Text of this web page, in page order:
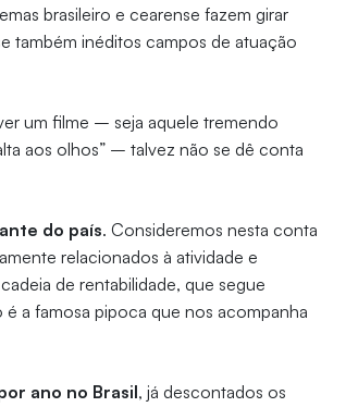
brasileiro e cearense fazem girar
também inéditos campos de atuação
um filme – seja aquele tremendo
aos olhos” – talvez não se dê conta
do país. Consideremos nesta conta
relacionados à atividade e
de rentabilidade, que segue
a famosa pipoca que nos acompanha
ano no Brasil, já descontados os